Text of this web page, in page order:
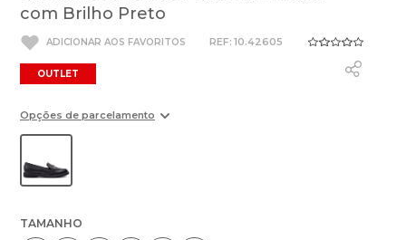
com Brilho Preto
: 10.42605
OUTLET
Opções de parcelamento
TAMANHO